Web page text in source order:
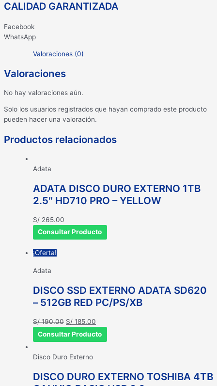
CALIDAD GARANTIZADA
Facebook
WhatsApp
Valoraciones (0)
Valoraciones
No hay valoraciones aún.
Solo los usuarios registrados que hayan comprado este producto
pueden hacer una valoración.
Productos relacionados
Adata
ADATA DISCO DURO EXTERNO 1TB
2.5″ HD710 PRO – YELLOW
S/ 265.00
Consultar Producto
¡Oferta!
Adata
DISCO SSD EXTERNO ADATA SD620
– 512GB RED PC/PS/XB
S/190.00 El
precio
original
S/ 190.00.
S/ 185.00
precio
actual
Consultar Producto
Disco Duro Externo
DISCO DURO EXTERNO TOSHIBA 4TB